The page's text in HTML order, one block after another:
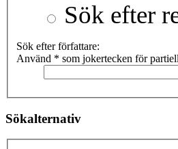
Sök efter
Sök efter författare:
Använd * som jokertecken för
Sökalternativ